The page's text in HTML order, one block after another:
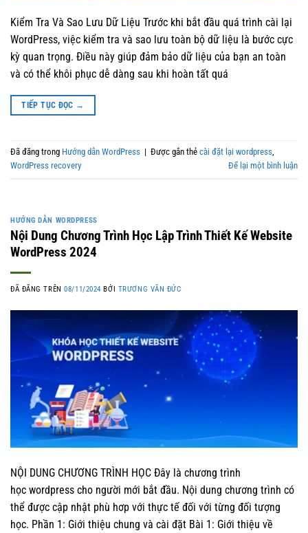
Kiểm Tra Và Sao Lưu Dữ Liệu Trước khi bắt đầu quá trình cài lại
WordPress, việc kiểm tra và sao lưu toàn bộ dữ liệu là bước cực
kỳ quan trọng. Điều này giúp đảm bảo dữ liệu của bạn an toàn
và có thể khôi phục dễ dàng sau khi hoàn tất quá
TIẾP TỤC ĐỌC →
Đã đăng trong Hướng dẫn WordPress | Được gắn thẻ cài đặt lại wordpress,
WordPress recovery
Để lại một bình luận
HƯỚNG DẪN WORDPRESS
Nội Dung Chương Trình Học Lập Trình Thiết Kế Website
WordPress 2024
ĐÃ ĐĂNG TRÊN08/11/2024 BỞI TRƯƠNG VĂN ĐỨC
NỘI DUNG CHƯƠNG TRÌNH HỌC Đây là chương trình
học wordpress cho người mới bắt đầu. Nội dung chương trình có
thể được cập nhật phù hơp với thực tế đối với từng đối tượng
học. Phần 1: Giới thiệu chung và cài đặt Bài 1: Giới thiệu về